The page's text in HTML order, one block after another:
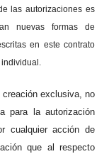
las autorizaciones es
nuevas formas de
en este contrato
exclusiva, no
para la autorización
cualquier acción de
que al respecto